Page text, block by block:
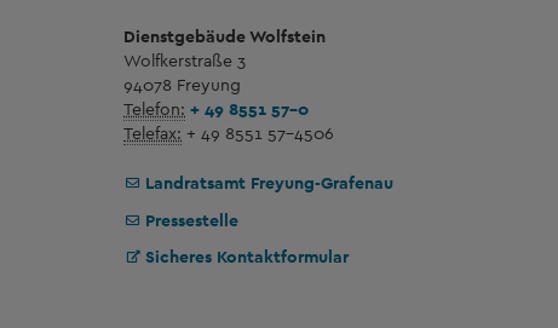
Dienstgebäude Wolfstein
Wolfkerstraße 3
94078 Freyung
Telefon: + 49 8551 57-0
Telefax: + 49 8551 57-4506
Landratsamt Freyung-Grafenau
Pressestelle
Sicheres Kontaktformular